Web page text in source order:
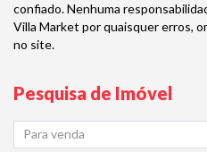
confiado. Nenhuma
Villa Market por quaisquer erros,
no site.
Pesquisa de Imóvel
Para venda